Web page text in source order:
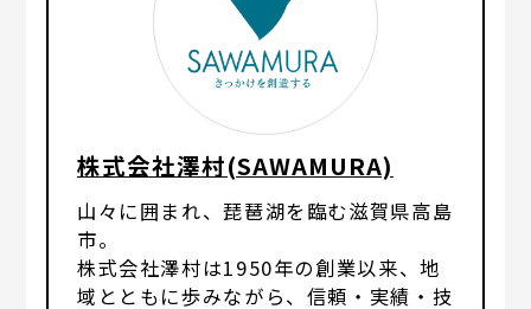
株式会社澤村(SAWAMURA)
山々に囲まれ、琵琶湖を臨む滋賀県高島
市。
株式会社澤村は1950年の創業以来、地
域とともに歩みながら、信頼・実績・技